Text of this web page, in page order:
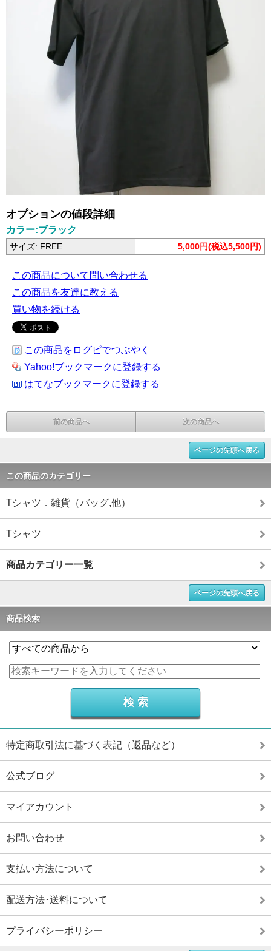
オプションの値段詳細
カラー:ブラック
サイズ: FREE 5,000円(税込5,500円)
この商品について問い合わせる
この商品を友達に教える
買い物を続ける
この商品をログピでつぶやく
Yahoo!ブックマークに登録する
はてなブックマークに登録する
前の商品へ 次の商品へ
ページの先頭へ戻る
この商品のカテゴリー
Tシャツ．雑貨（バッグ,他）
Tシャツ
商品カテゴリー一覧
ページの先頭へ戻る
商品検索
特定商取引法に基づく表記（返品など）
公式ブログ
マイアカウント
お問い合わせ
支払い方法について
配送方法･送料について
プライバシーポリシー